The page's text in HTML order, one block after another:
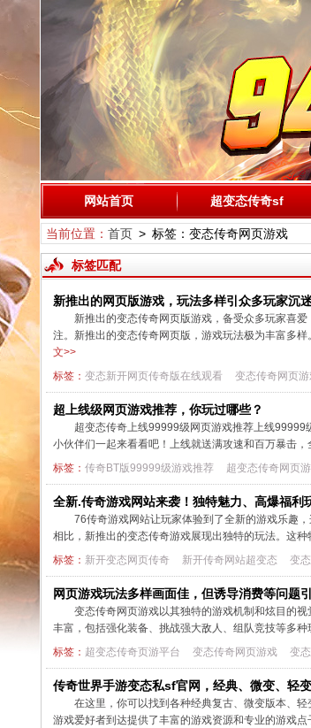
网站首页 超变态传奇sf
当前位置： 首页> 标签：变态传奇网页游戏
标签匹配
新推出的网页版游戏，玩法多样引众多玩家沉迷
新推出的变态传奇网页版游戏，备受众多玩家喜
注。新推出的变态传奇网页版，游戏玩法极为丰富多
文>>
标签： 变态新开网页传奇版在线观看 变态传奇网页游
超上线级网页游戏推荐，你玩过哪些？
超变态传奇上线99999级网页游戏推荐上线
小伙伴们一起来看看吧！上线就送满攻速和百万暴击，
标签： 传奇BT版99999级游戏推荐 超变态传奇网页
全新.传奇游戏网站来袭！独特魅力、高爆福利
76传奇游戏网站让玩家体验到了全新的游戏乐趣
相比，新推出的变态传奇游戏展现出独特的玩法。这
标签： 新开变态网页传奇 新开传奇网站超变态 变
网页游戏玩法多样画面佳，但诱导消费等问题
变态传奇网页游戏以其独特的游戏机制和炫目的
丰富，包括强化装备、挑战强大敌人、组队竞技等多
标签： 超变态传奇页游平台 变态传奇网页游戏 变
传奇世界手游变态私sf官网，经典、微变、轻
在这里，你可以找到各种经典复古、微变版本、
游戏爱好者到达提供了丰富的游戏资源和专业的游戏